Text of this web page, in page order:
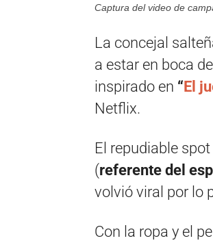
Captura del video de
La concejal
a estar en boca
inspirado en “El
Netflix.
El repudiable
(referente del
volvió viral por lo
Con la ropa y el